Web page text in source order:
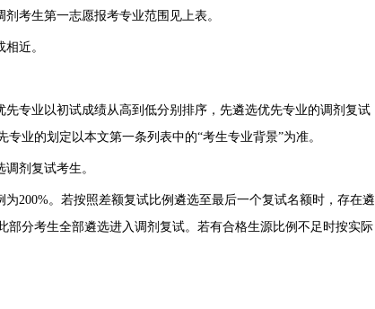
考生第一志愿报考专业范围见上表。
近。
专业以初试成绩从高到低分别排序，先遴选优先专业的调剂复试
业的划定以本文第一条列表中的“考生专业背景”为准。
剂复试考生。
200%。若按照差额复试比例遴选至最后一个复试名额时，存在遴
部分考生全部遴选进入调剂复试。若有合格生源比例不足时按实际